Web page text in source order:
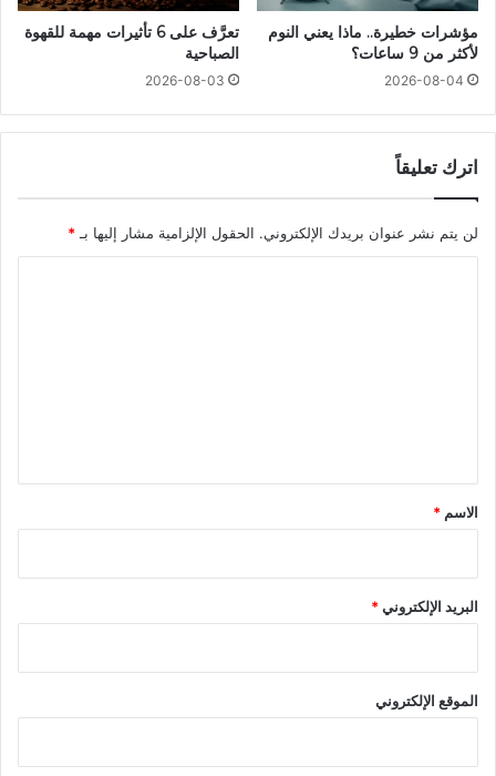
مؤشرات خطيرة.. ماذا يعني النوم
لأكثر من 9 ساعات؟
2026-08-04
تعرَّف على 6 تأثيرات مهمة للقهوة
الصباحية
2026-08-03
اترك تعليقاً
لن يتم نشر عنوان بريدك الإلكتروني. الحقول الإلزامية مشار إليها بـ*
*
الاسم *
البريد الإلكتروني*
الموقع الإلكتروني